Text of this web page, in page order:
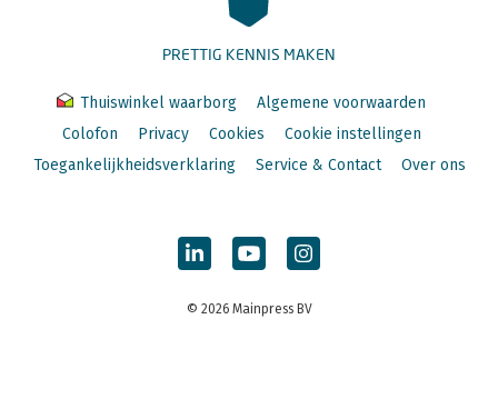
PRETTIG KENNIS MAKEN
Thuiswinkel waarborg
Algemene voorwaarden
Colofon
Privacy Cookies
Cookie instellingen
Toegankelijkheidsverklaring
Service & Contact Over ons
© 2026 Mainpress BV